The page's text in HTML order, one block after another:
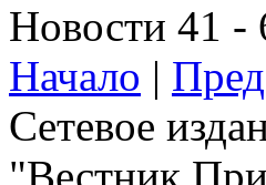
Новости 41 -
Начало |
Сетевое
"Вестник